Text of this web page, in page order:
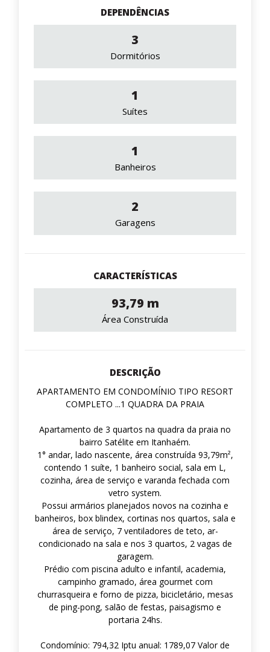
DEPENDÊNCIAS
3
Dormitórios
1
Suítes
1
Banheiros
2
Garagens
CARACTERÍSTICAS
93,79 m
Área Construída
DESCRIÇÃO
APARTAMENTO EM CONDOMÍNIO TIPO RESORT
COMPLETO ...1 QUADRA DA PRAIA
Apartamento de 3 quartos na quadra da praia no
bairro Satélite em Itanhaém.
1° andar, lado nascente, área construída 93,79m²,
contendo 1 suíte, 1 banheiro social, sala em L,
cozinha, área de serviço e varanda fechada com
vetro system.
Possui armários planejados novos na cozinha e
banheiros, box blindex, cortinas nos quartos, sala e
área de serviço, 7 ventiladores de teto, ar-
condicionado na sala e nos 3 quartos, 2 vagas de
garagem.
Prédio com piscina adulto e infantil, academia,
campinho gramado, área gourmet com
churrasqueira e forno de pizza, bicicletário, mesas
de ping-pong, salão de festas, paisagismo e
portaria 24hs.
Condomínio: 794,32 Iptu anual: 1789,07 Valor de